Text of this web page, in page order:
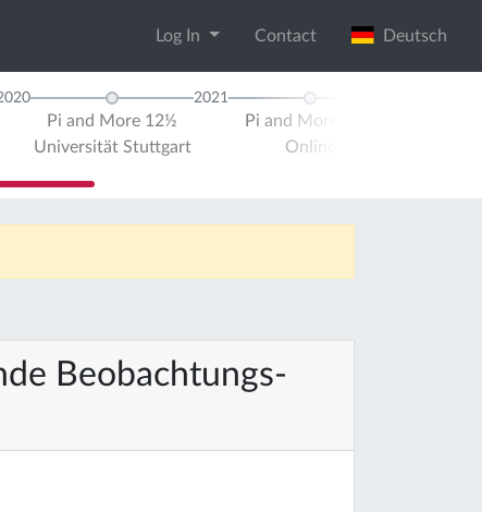
Log In Contact Deutsch
Pi and More 12½
Universität Stuttgart
2021
Pi and More 12¼
Online
Beobachtungs-